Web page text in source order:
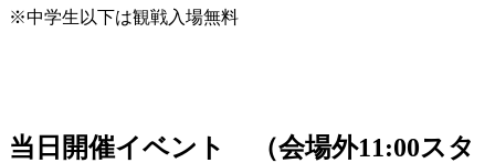
※中学生以下は観戦入場無料
当日開催イベント （会場外11:00スタ